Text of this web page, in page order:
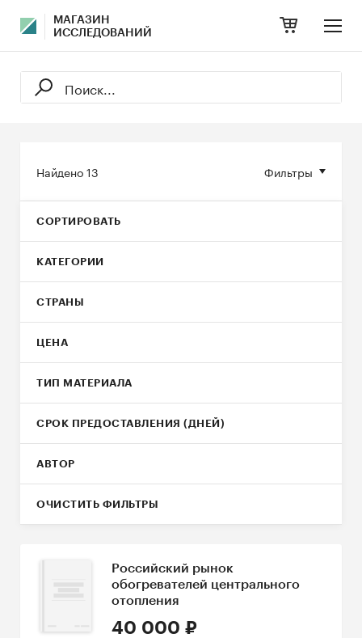
МАГАЗИН
ИССЛЕДОВАНИЙ
Фильтры
Найдено13
СОРТИРОВАТЬ
КАТЕГОРИИ
СТРАНЫ
ЦЕНА
ТИП МАТЕРИАЛА
СРОК ПРЕДОСТАВЛЕНИЯ (ДНЕЙ)
АВТОР
ОЧИСТИТЬ ФИЛЬТРЫ
Российский рынок
обогревателей центрального
отопления
40 000 ₽